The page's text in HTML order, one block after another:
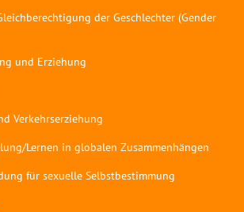
der Geschlechter (Gender
und Erziehung
Verkehrserziehung
Lernen in globalen Zusammenhängen
für sexuelle Selbstbestimmung